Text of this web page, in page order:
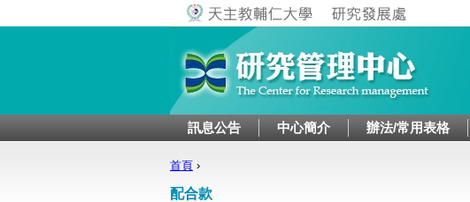
訊息公告 中心簡介 辦法/常用表格
您在這裡
首頁 ›
配合款